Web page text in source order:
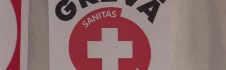
stabilirea și sancționarea contravențiilor silvice.
Totodată, a fost dispusă măsura complementară a
confiscării unei cantități de
338 de kilograme de trufe
evaluate la
81.120 de lei